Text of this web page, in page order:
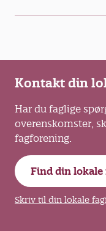
Kontakt din
Har du faglige
overenskomster,
fagforening.
Find din
Skriv til din lokale